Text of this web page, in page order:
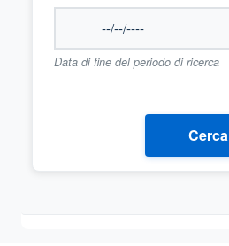
Data di fine del periodo di ricerca
Cerca